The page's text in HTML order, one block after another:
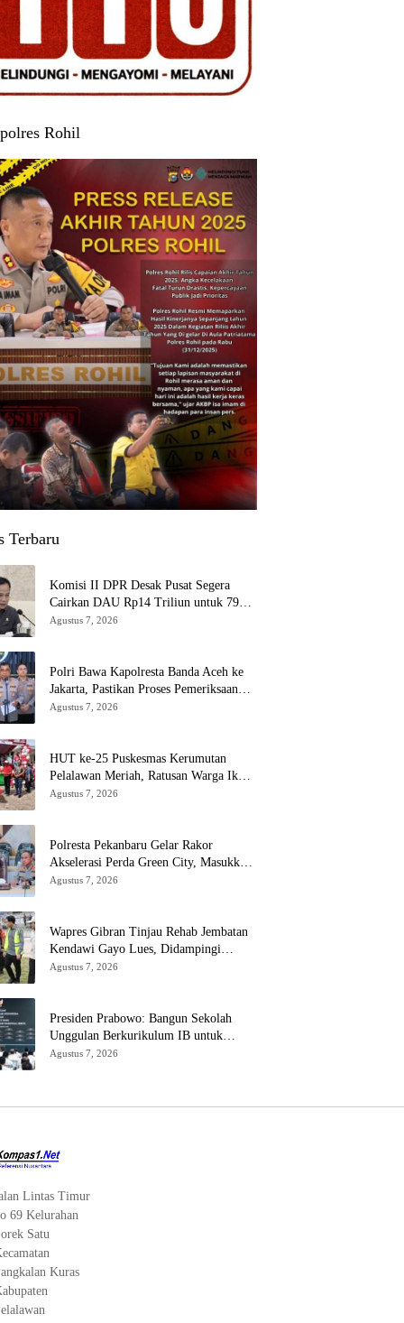
Rohil
Terbaru
Komisi II DPR Desak Pusat Segera
Cairkan DAU Rp14 Triliun untuk 79
Daerah, Gaji PNS Terancam Telat
Agustus 7, 2026
Polri Bawa Kapolresta Banda Aceh ke
Jakarta, Pastikan Proses Pemeriksaan
Profesional dan Transparan
Agustus 7, 2026
HUT ke-25 Puskesmas Kerumutan
Pelalawan Meriah, Ratusan Warga Ikuti
Jalan Santai dan Cek Kesehatan Gratis
Agustus 7, 2026
Polresta Pekanbaru Gelar Rakor
Akselerasi Perda Green City, Masukkan
ke Kurikulum Sekolah
Agustus 7, 2026
Wapres Gibran Tinjau Rehab Jembatan
Kendawi Gayo Lues, Didampingi
Kapolda Aceh
Agustus 7, 2026
Presiden Prabowo: Bangun Sekolah
Unggulan Berkurikulum IB untuk
Saingi Dunia
Agustus 7, 2026
Lintas Timur
69 Kelurahan
Satu
Kuras